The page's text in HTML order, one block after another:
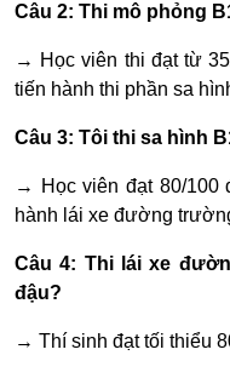
Câu 2: Thi mô phỏng
→ Học viên thi đạt từ
tiến hành thi phần sa
Câu 3: Tôi thi sa hình
→ Học viên đạt 80/100
hành lái xe đường
Câu 4: Thi lái xe
đậu?
→ Thí sinh đạt tối thiểu